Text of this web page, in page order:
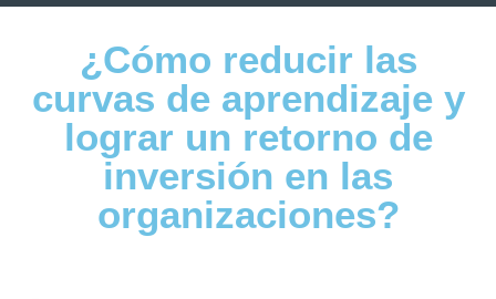
¿Cómo reducir las
curvas de aprendizaje y
lograr un retorno de
inversión en las
organizaciones?